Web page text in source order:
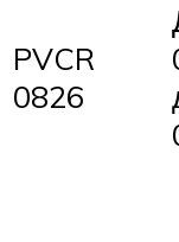
PVCR
0826